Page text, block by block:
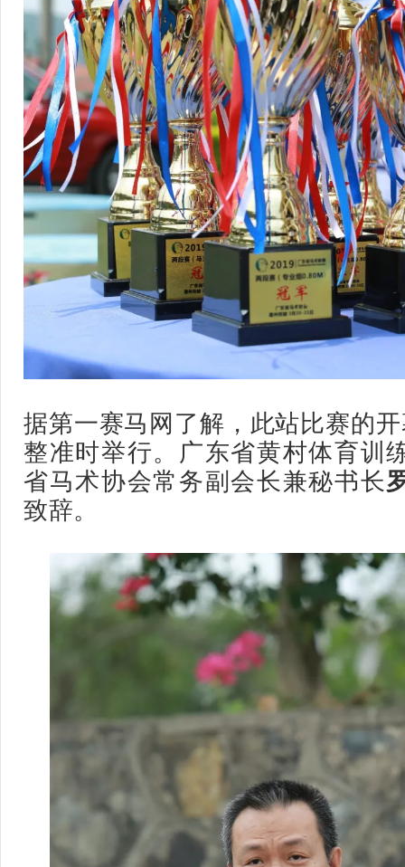
据第一赛马网了解，此站比赛的
整准时举行。 广东省黄村体育训
省马术协会常务副会长兼秘书长
致辞。